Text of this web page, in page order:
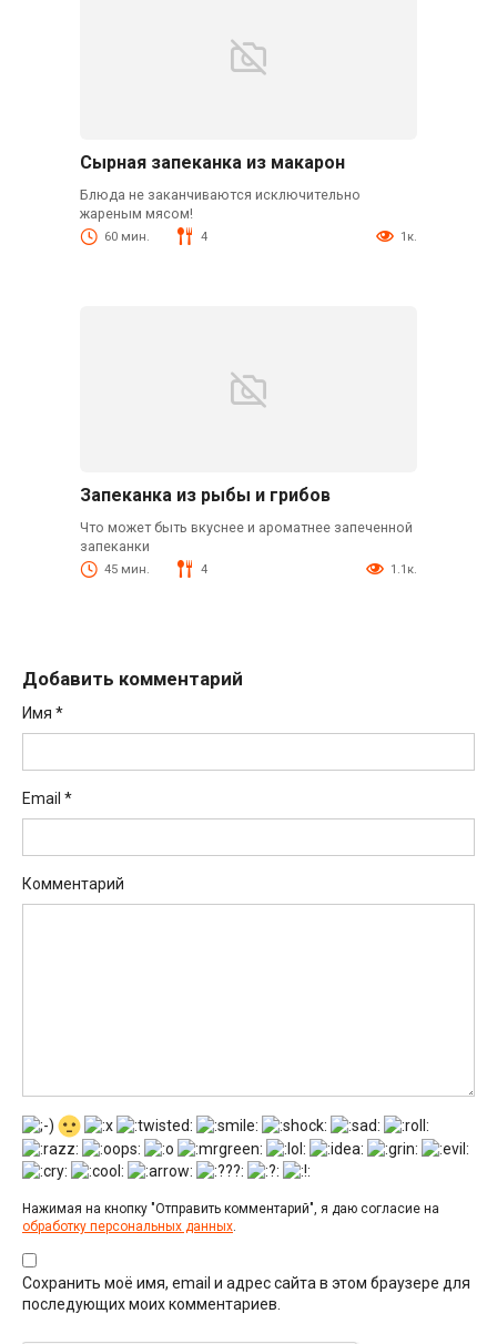
Сырная запеканка из макарон
Блюда не заканчиваются исключительно
жареным мясом!
60 мин. 4 1к.
Запеканка из рыбы и грибов
Что может быть вкуснее и ароматнее запеченной
запеканки
45 мин. 4 1.1к.
Добавить комментарий
Имя *
Email *
Комментарий
Нажимая на кнопку "Отправить комментарий", я даю согласие на
обработку персональных данных
Сохранить моё имя, email и адрес сайта в этом браузере для
последующих моих комментариев.